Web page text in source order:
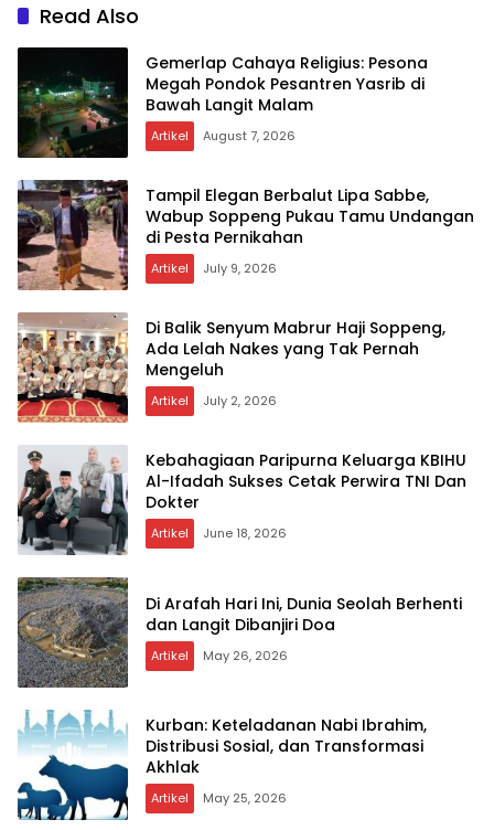
Read Also
Gemerlap Cahaya Religius: Pesona
Megah Pondok Pesantren Yasrib di
Bawah Langit Malam
Artikel August 7, 2026
Tampil Elegan Berbalut Lipa Sabbe,
Wabup Soppeng Pukau Tamu Undangan
di Pesta Pernikahan
Artikel July 9, 2026
Di Balik Senyum Mabrur Haji Soppeng,
Ada Lelah Nakes yang Tak Pernah
Mengeluh
Artikel July 2, 2026
Kebahagiaan Paripurna Keluarga KBIHU
Al-Ifadah Sukses Cetak Perwira TNI Dan
Dokter
Artikel June 18, 2026
Di Arafah Hari Ini, Dunia Seolah Berhenti
dan Langit Dibanjiri Doa
Artikel May 26, 2026
Kurban: Keteladanan Nabi Ibrahim,
Distribusi Sosial, dan Transformasi
Akhlak
Artikel May 25, 2026